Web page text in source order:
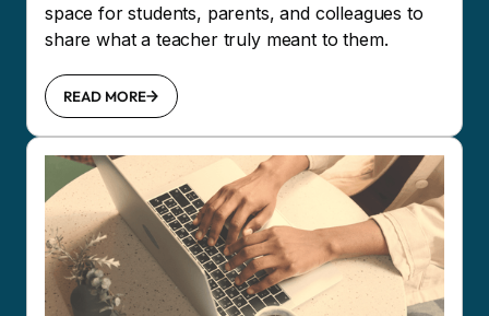
space for students, parents, and colleagues to
share what a teacher truly meant to them.
READ MORE